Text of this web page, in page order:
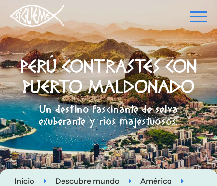
PERÚ CONTRASTES CON
PUERTO MALDONADO
Un destino fascinante de selva
exuberante y ríos majestuosos.
Inicio Descubre mundo
América